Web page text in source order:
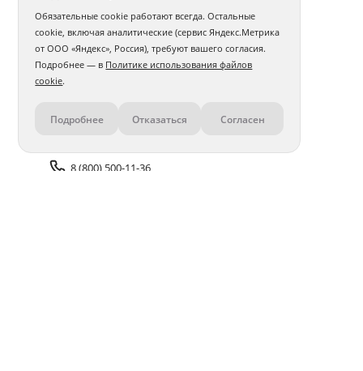
Контакты
8 (800) 500-11-36
Обязательные cookie работают всегда. Остальные
cookie, включая аналитические (сервис Яндекс.Метрика
от ООО «Яндекс», Россия), требуют вашего согласия.
Подробнее — в Политике использования файлов
cookie.
Подробнее Отказаться Согласен